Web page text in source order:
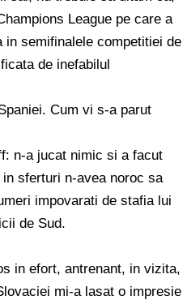
League pe care a
semifinalele competitiei de
de inefabilul
Cum vi s-a parut
n-a jucat nimic si a facut
sferturi n-avea noroc sa
impovarati de stafia lui
de Sud.
in efort, antrenant, in vizita,
mi-a lasat o impresie